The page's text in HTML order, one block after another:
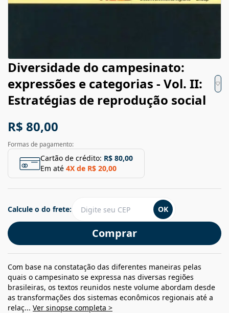
Diversidade do campesinato:
expressões e categorias - Vol. II:
Estratégias de reprodução social
R$ 80,00
Formas de pagamento:
Cartão de crédito: R$ 80,00
Em até 4X de R$ 20,00
Comprar
Calcule o do frete: OK
Com base na constatação das diferentes maneiras pelas
quais o campesinato se expressa nas diversas regiões
brasileiras, os textos reunidos neste volume abordam desde
as transformações dos sistemas econômicos regionais até a
relaç... Ver sinopse completa >